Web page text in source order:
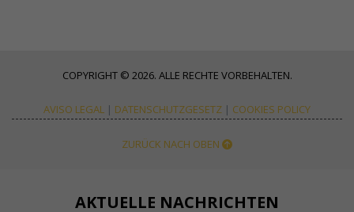
COPYRIGHT © 2026. ALLE RECHTE VORBEHALTEN.
AVISO LEGAL | DATENSCHUTZGESETZ | COOKIES POLICY
ZURÜCK NACH OBEN
AKTUELLE NACHRICHTEN